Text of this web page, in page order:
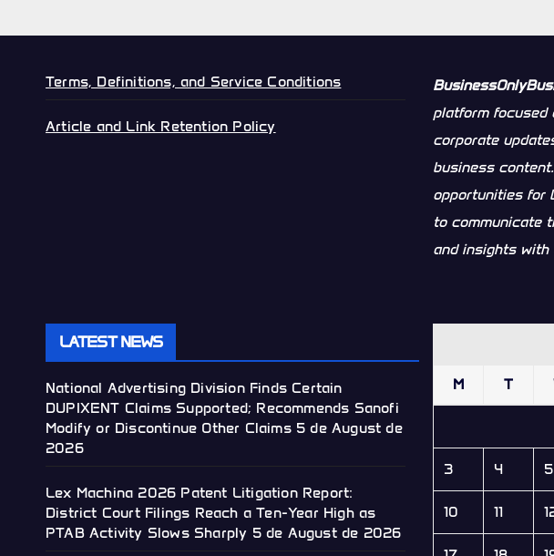
Terms, Definitions, and Service Conditions
Article and Link Retention Policy
platform focused
corporate
business
opportunities for
to communicate
and insights with
LATEST NEWS
National Advertising Division Finds Certain
DUPIXENT Claims Supported; Recommends Sanofi
Modify or Discontinue Other Claims 5 de August de
2026
Lex Machina 2026 Patent Litigation Report:
District Court Filings Reach a Ten-Year High as
PTAB Activity Slows Sharply 5 de August de 2026
M T
3 4 5
10 11